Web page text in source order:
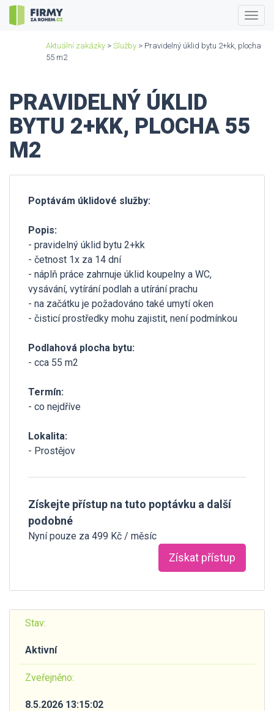
Aktuální zakázky > Služby > Pravidelný úklid bytu 2+kk, plocha
55 m2
PRAVIDELNÝ ÚKLID
BYTU 2+KK, PLOCHA 55
M2
Poptávám úklidové služby:
Popis:
- pravidelný úklid bytu 2+kk
- četnost 1x za 14 dní
- náplň práce zahrnuje úklid koupelny a WC,
vysávání, vytírání podlah a utírání prachu
- na začátku je požadováno také umytí oken
- čisticí prostředky mohu zajistit, není podmínkou
Podlahová plocha bytu:
- cca 55 m2
Termín:
- co nejdříve
Lokalita:
- Prostějov
Získejte přístup na tuto poptávku a další
podobné
Nyní pouze za 499 Kč / měsíc
Získat přístup
Stav:
Aktivní
Zveřejněno:
8.5.2026 13:15:02